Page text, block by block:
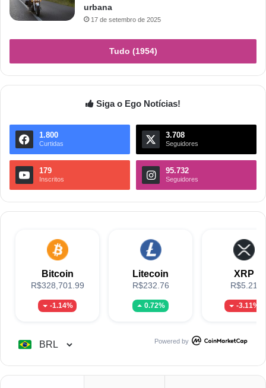
urbana
17 de setembro de 2025
Tudo (1954)
Siga o Ego Notícias!
1.800
Curtidas
3.708
Seguidores
179
Inscritos
95.732
Seguidores
Bitcoin
R$328,701.99
-1.14%
Litecoin
R$232.76
0.72%
XRP
R$5.21
-3.11%
Powered by